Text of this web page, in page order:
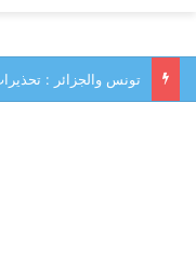
تونس والجزائر :